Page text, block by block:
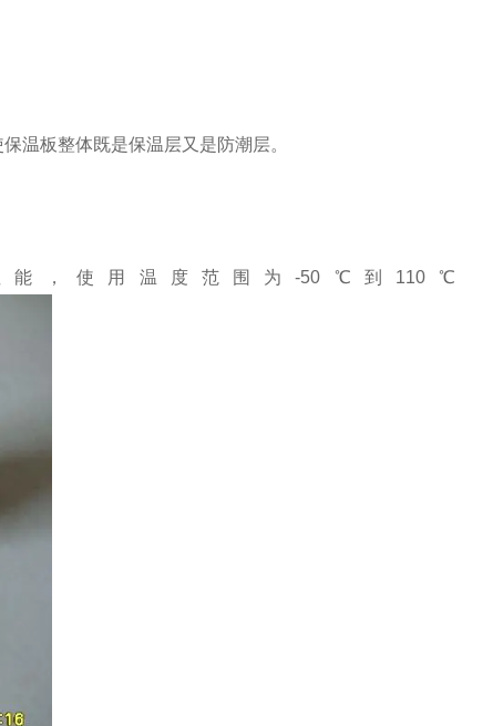
温板整体既是保温层又是防潮层。
能，使用温度范围为-50 ℃到 110℃